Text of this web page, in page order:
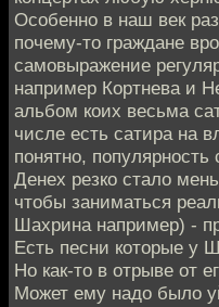
Особенно в наш век
почему-то граждане
самовыражение
например Кортнева и
альбом коих весьма
числе есть сатира на
понятно,
Денех резко стало
чтобы заниматься
Шахрина например) -
Есть песни которые у
Но как-то в отрыве от
Может ему надо было